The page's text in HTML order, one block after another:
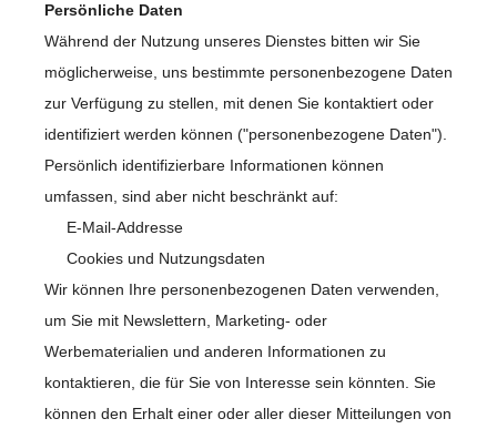
Persönliche Daten
Während der Nutzung unseres Dienstes bitten wir Sie
möglicherweise, uns bestimmte personenbezogene Daten
zur Verfügung zu stellen, mit denen Sie kontaktiert oder
identifiziert werden können ("personenbezogene Daten").
Persönlich identifizierbare Informationen können
umfassen, sind aber nicht beschränkt auf:
E-Mail-Addresse
Cookies und Nutzungsdaten
Wir können Ihre personenbezogenen Daten verwenden,
um Sie mit Newslettern, Marketing- oder
Werbematerialien und anderen Informationen zu
kontaktieren, die für Sie von Interesse sein könnten. Sie
können den Erhalt einer oder aller dieser Mitteilungen von